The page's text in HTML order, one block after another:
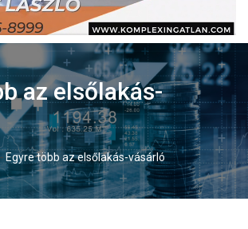
az elsőlakás-
Egyre több az elsőlakás-vásárló